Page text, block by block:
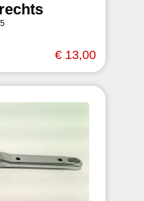
€ 13,00